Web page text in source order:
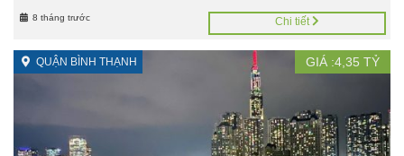
8 tháng trước Chi tiết
QUẬN BÌNH THẠNH GIÁ :4,35 TỶ